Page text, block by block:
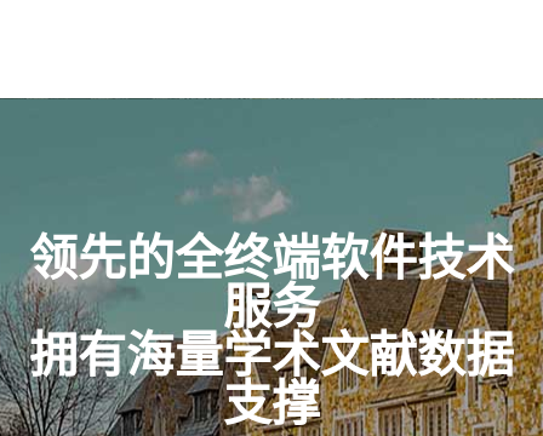
领先的全终端软件技术
服务
拥有海量学术文献数据
支撑